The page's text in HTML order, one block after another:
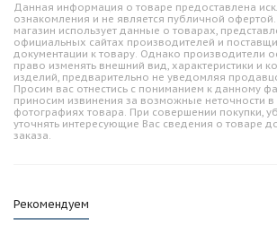
Данная информация о товаре предоставлена
ознакомления и не является публичной
магазин использует данные о товарах,
официальных сайтах производителей и
документации к товару. Однако производители
право изменять внешний вид, характеристики и
изделий, предварительно не уведомляя
Просим вас отнестись с пониманием к данному
приносим извинения за возможные неточности в
фотографиях товара. При совершении покупки,
уточнять интересующие Вас сведения о товаре
заказа.
Рекомендуем